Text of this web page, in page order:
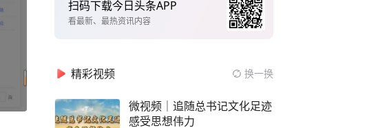
扫码下载今日头条APP
看最新、最热资讯内容
精彩视频 换一换
微视频｜追随总书记文化足迹
感受思想伟力